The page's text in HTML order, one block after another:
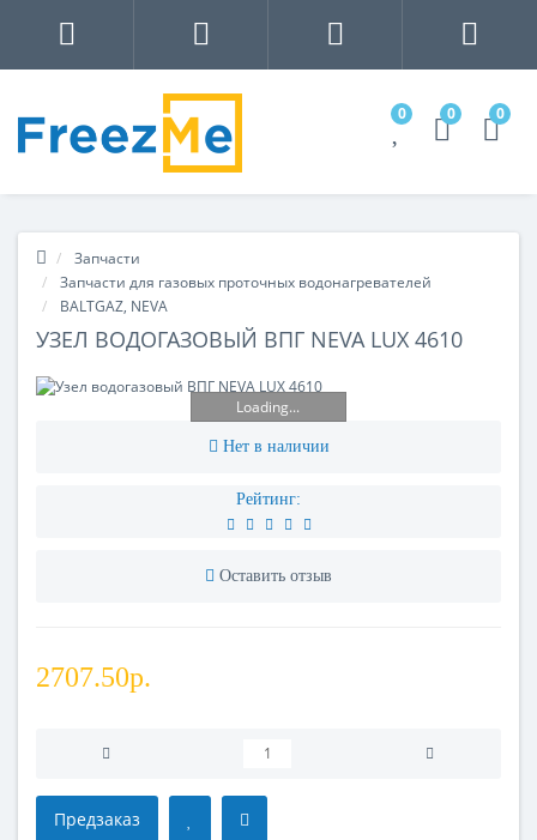
0 0 0
Запчасти
Запчасти для газовых проточных водонагревателей
BALTGAZ, NEVA
УЗЕЛ ВОДОГАЗОВЫЙ ВПГ NEVA LUX 4610
Loading...
Нет в наличии
Рейтинг:
Оставить отзыв
2707.50р.
Предзаказ